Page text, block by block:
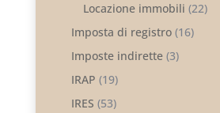
Locazione immobili (22)
Imposta di registro(16)
Imposte indirette(3)
IRAP (19)
IRES (53)